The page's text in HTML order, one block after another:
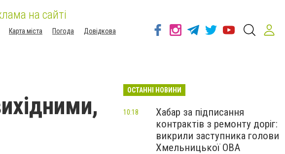
на сайті
Карта міста Погода
Довідкова
ОСТАННІ НОВИНИ
Хабар за підписання
контрактів з ремонту доріг:
викрили заступника голови
Хмельницької ОВА
10:18